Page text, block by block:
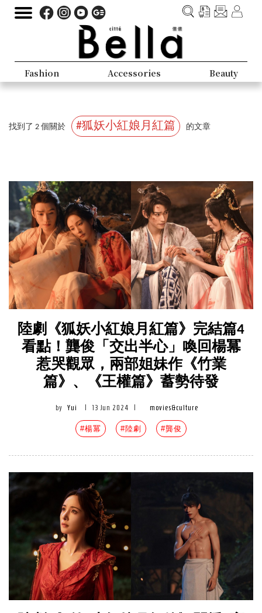
Fashion Accessories Beauty
找到了 2 個關於 #狐妖小紅娘月紅篇 的文章
陸劇《狐妖小紅娘月紅篇》完結篇4
看點！龔俊「交出半心」喚回楊冪
惹哭觀眾，兩部姐妹作《竹業
篇》、《王權篇》蓄勢待發
by Yui 13 Jun 2024 movies&culture
#楊冪 #陸劇 #龔俊